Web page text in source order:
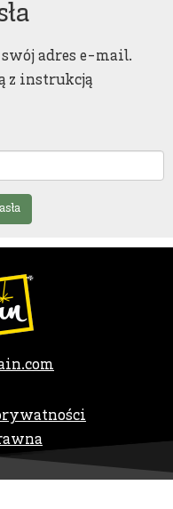
adres e-mail.
z instrukcją